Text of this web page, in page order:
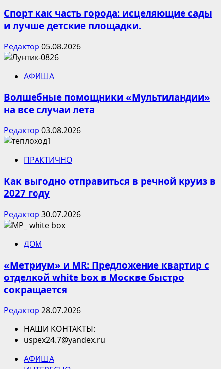
Спорт как часть города: исцеляющие сады
и лучше детские площадки.
Редактор 05.08.2026
АФИША
Волшебные помощники «Мультиландии»
на все случаи лета
Редактор 03.08.2026
ПРАКТИЧНО
Как выгодно отправиться в речной круиз в
2027 году
Редактор 30.07.2026
ДОМ
«Метриум» и MR: Предложение квартир с
отделкой white box в Москве быстро
сокращается
Редактор 28.07.2026
НАШИ КОНТАКТЫ:
uspex24.7@yandex.ru
АФИША